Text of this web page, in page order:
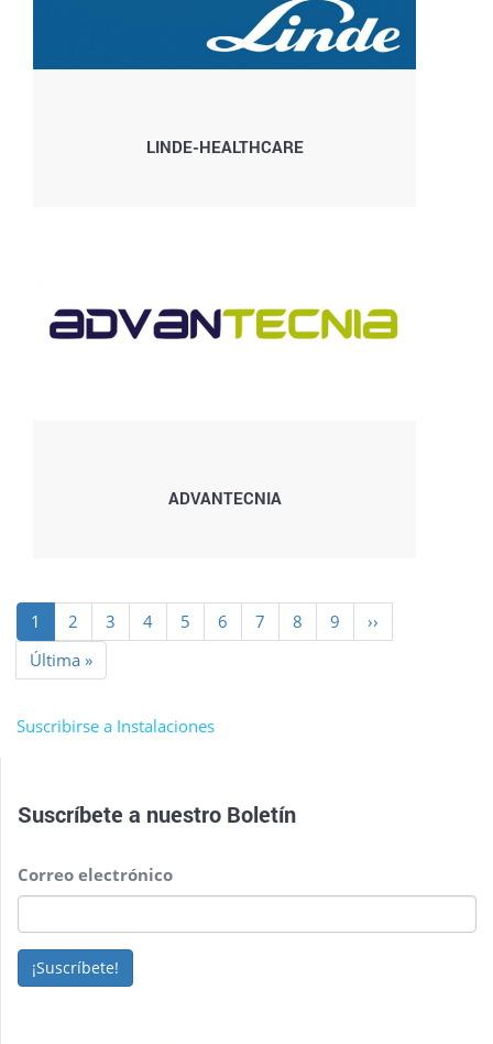
LINDE-HEALTHCARE
ADVANTECNIA
Paginación
Página
actual
1 Page
2 Page
3 Page
4 Page
5 Page
6 Page
7 Page
8 Page
9
Siguiente
página
››
Última
página
Última »
Suscribirse a Instalaciones
Suscríbete a nuestro Boletín
Correo electrónico
¡Suscríbete!